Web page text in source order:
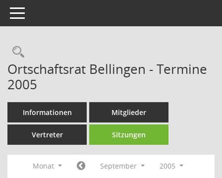
Toggle navigation
Rechercheauswahl
Ortschaftsrat Bellingen - Termine
2005
Informationen Mitglieder
Vertreter Sitzungen
Monat September
2005